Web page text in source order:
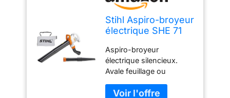
Stihl Aspiro-broyeur
électrique SHE 71
Aspiro-broyeur
électrique silencieux.
Avale feuillage ou
de la maison. Il est